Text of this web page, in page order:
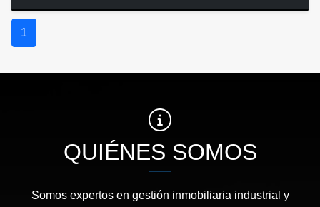
1
QUIÉNES SOMOS
Somos expertos en gestión inmobiliaria industrial y